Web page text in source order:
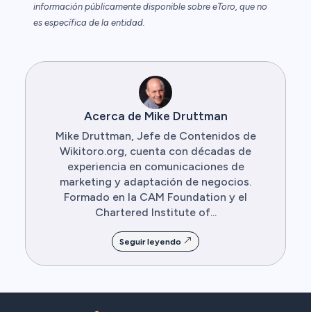
información públicamente disponible sobre eToro, que no
es específica de la entidad.
Acerca de Mike Druttman
Mike Druttman, Jefe de Contenidos de
Wikitoro.org, cuenta con décadas de
experiencia en comunicaciones de
marketing y adaptación de negocios.
Formado en la CAM Foundation y el
Chartered Institute of...
Seguir leyendo